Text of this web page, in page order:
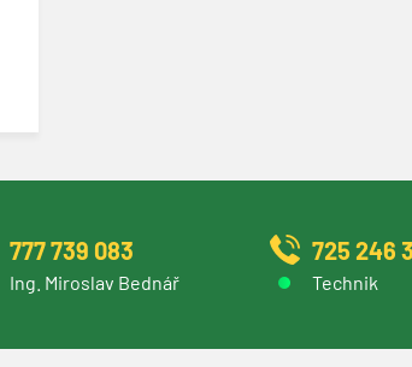
777 739 083
Ing. Miroslav Bednář
725 246
Technik